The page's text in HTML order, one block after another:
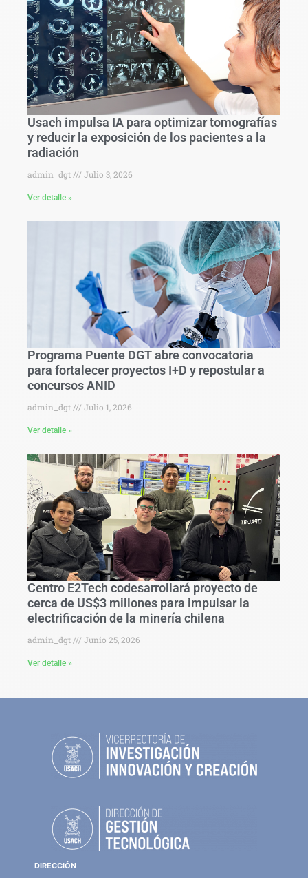
Usach impulsa IA para optimizar tomografías
y reducir la exposición de los pacientes a la
radiación
admin_dgt Julio 3, 2026
Ver detalle »
Programa Puente DGT abre convocatoria
para fortalecer proyectos I+D y repostular a
concursos ANID
admin_dgt Julio 1, 2026
Ver detalle »
Centro E2Tech codesarrollará proyecto de
cerca de US$3 millones para impulsar la
electrificación de la minería chilena
admin_dgt Junio 25, 2026
Ver detalle »
DIRECCIÓN